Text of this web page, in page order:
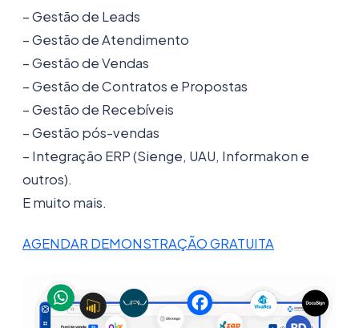
– Gestão de Leads
– Gestão de Atendimento
– Gestão de Vendas
– Gestão de Contratos e Propostas
– Gestão de Recebíveis
– Gestão pós-vendas
– Integração ERP (Sienge, UAU, Informakon e
outros).
E muito mais.
AGENDAR DEMONSTRAÇÃO GRATUITA